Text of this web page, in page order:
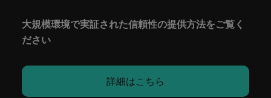
大規模環境で実証された信頼性の提供方法をご覧く
ださい
詳細はこちら